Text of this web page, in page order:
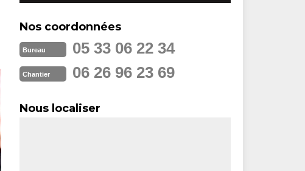
Nos coordonnées
Bureau 05 33 06 22 34
Chantier 06 26 96 23 69
Nous localiser